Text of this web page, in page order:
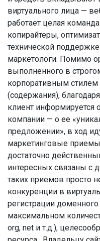
виртуального лица —
работает целая
копирайтеры,
технической
маркетологи. Помимо
выполненного в
корпоративным стилем
(содержания),
клиент
компании — о ее
предложении», в ход
маркетинговые
достаточно
интересных связаны с
таких приемов просто
конкуренции в
регистрации
максимальном
org, net и т.д.),